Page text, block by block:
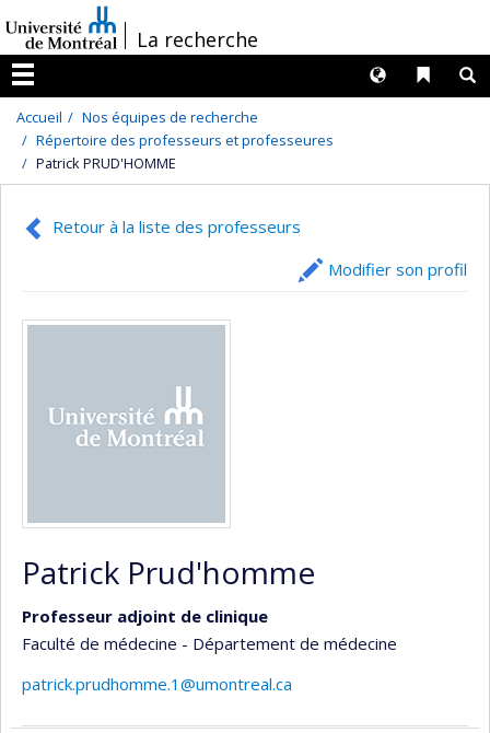
au
contenu
/La recherche
Menu
Liens
Langues
Accueil
Nos équipes de recherche
Répertoire des professeurs et professeures
Patrick PRUD'HOMME
Retour à la liste des professeurs
Modifier son profil
Patrick Prud'homme
Professeur adjoint de clinique
Faculté de médecine - Département de médecine
patrick.prudhomme.1@umontreal.ca